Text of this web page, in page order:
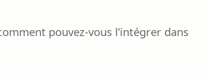
pouvez-vous l’intégrer dans